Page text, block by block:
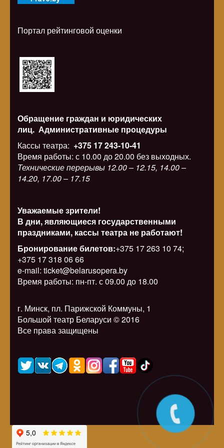
Портал рейтинговой оценки
Обращение граждан и юридических
лиц. Административные процедуры
Кассы театра: +375 17 243-10-41
Время работы: с 10.00 до 20.00 без выходных.
Технические перерывы 12.00 – 12.15, 14.00 –
14.20, 17.00 – 17.15
Уважаемые зрители!
В дни, являющиеся государственными
праздниками, кассы театра не работают!
Бронирование билетов:+375 17 263 10 74;
+375 17 318 06 66
e-mail: ticket@belarusopera.by
Время работы: пн-пт. с 09.00 до 18.00
г. Минск, пл. Парижской Коммуны, 1
Большой театр Беларуси © 2016
Все права защищены